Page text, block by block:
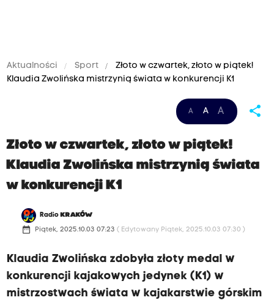
Aktualności Sport
Złoto w czwartek, złoto w piątek!
Klaudia Zwolińska mistrzynią świata w konkurencji K1
A A A share
Złoto w czwartek, złoto w piątek!
Klaudia Zwolińska mistrzynią świata
w konkurencji K1
Radio KRAKÓW
date_range Piątek, 2025.10.03 07:23 ( Edytowany Piątek, 2025.10.03 07:30 )
Klaudia Zwolińska zdobyła złoty medal w
konkurencji kajakowych jedynek (K1) w
mistrzostwach świata w kajakarstwie górskim